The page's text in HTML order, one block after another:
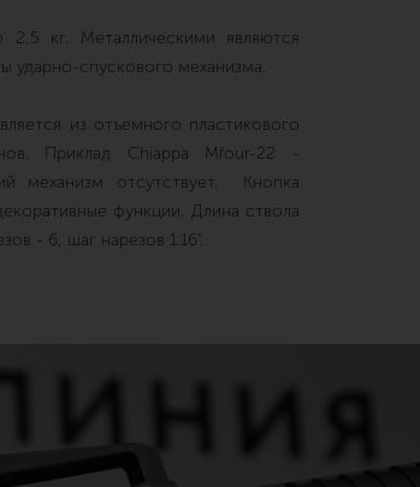
2,5 кг. Металлическими являются
ударно-спускового механизма.
из отъемного пластикового
Приклад Chiappa Mfour-22 -
механизм отсутствует. Кнопка
функции. Длина ствола
- 6, шаг нарезов 1:16".